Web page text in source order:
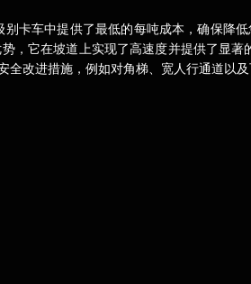
卡车中提供了最低的每吨成本，确保降
，它在坡道上实现了高速度并提供了显
改进措施，例如对角梯、宽人行通道以